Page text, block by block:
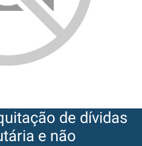
de dívidas
e não